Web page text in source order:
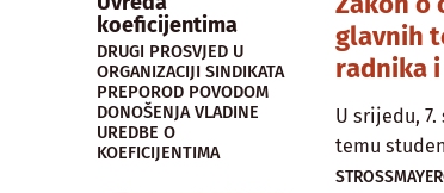
koeficijentima
DRUGI PROSVJED U
ORGANIZACIJI SINDIKATA
PREPOROD POVODOM
DONOŠENJA VLADINE
UREDBE O
KOEFICIJENTIMA
glavnih
radnika
U srijedu,
temu